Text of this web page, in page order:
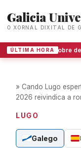
Galicia
O XORNAL DIXITAL DE
ÚLTIMA HORA
» Cando Lugo
2026 reivindica a
LUGO
Galego